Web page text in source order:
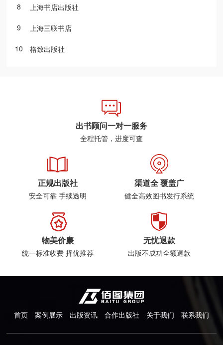
8 上海书店出版社
9 上海三联书店
10 格致出版社
出书顾问一对一服务
全程托管，进度可查
正规出版社
安全可靠 手续透明
渠道全 覆盖广
健全高效图书发行系统
物美价廉
统一标准收费 择优推荐
无忧退款
出版不成功全额退款
首页 案例展示 出版资讯 合作出版社 关于我们 联系我们